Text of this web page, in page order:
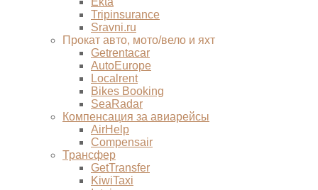
Tripinsurance
Sravni.ru
Прокат авто, мото/вело и яхт
Getrentacar
AutoEurope
Localrent
Bikes Booking
SeaRadar
Компенсация за авиарейсы
AirHelp
Compensair
Трансфер
GetTransfer
KiwiTaxi